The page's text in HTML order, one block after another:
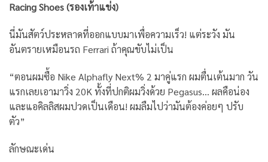
Racing Shoes (รองเท้าแข่ง)
นี่มันสัตว์ประหลาดที่ออกแบบมาเพื่อความเร็ว! แต่ระวัง มัน
อันตรายเหมือนรถ Ferrari ถ้าคุณขับไม่เป็น
“ตอนผมซื้อ Nike Alphafly Next% 2 มาคู่แรก ผมตื่นเต้นมาก วัน
แรกเลยเอามาวิ่ง 20K ทั้งที่ปกติผมวิ่งด้วย Pegasus… ผลคือน่อง
และแอคิลลิสผมปวดเป็นเดือน! ผมลืมไปว่ามันต้องค่อยๆ ปรับ
ตัว”
ลักษณะเด่น